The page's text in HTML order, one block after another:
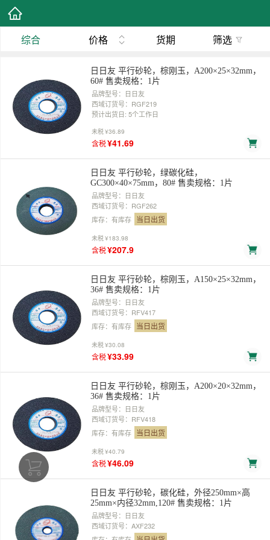
综合 价格 货期 筛选
日日友 平行砂轮，棕刚玉，A200×25×32mm，
60# 售卖规格：1片
品牌型号：日日友
西域订货号：RGF219
预计出货日: 5个工作日
未税¥36.89
含税¥41.69
日日友 平行砂轮，绿碳化硅，
GC300×40×75mm，80# 售卖规格：1片
品牌型号：日日友
西域订货号：RGF262
库存：有库存 当日出货
未税¥183.98
含税¥207.9
日日友 平行砂轮，棕刚玉，A150×25×32mm，
36# 售卖规格：1片
品牌型号：日日友
西域订货号：RFV417
库存：有库存 当日出货
未税¥30.08
含税¥33.99
日日友 平行砂轮，棕刚玉，A200×20×32mm，
36# 售卖规格：1片
品牌型号：日日友
西域订货号：RFV418
库存：有库存 当日出货
未税¥40.79
含税¥46.09
日日友 平行砂轮，碳化硅，外径250mm×高
25mm×内径32mm,120# 售卖规格：1片
品牌型号：日日友
西域订货号：AXF232